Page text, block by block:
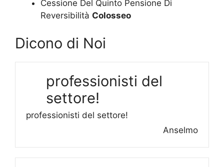
Cessione Del Quinto Pensione Di
Reversibilità Colosseo
Dicono di Noi
professionisti del
settore!
professionisti del settore!
Anselmo